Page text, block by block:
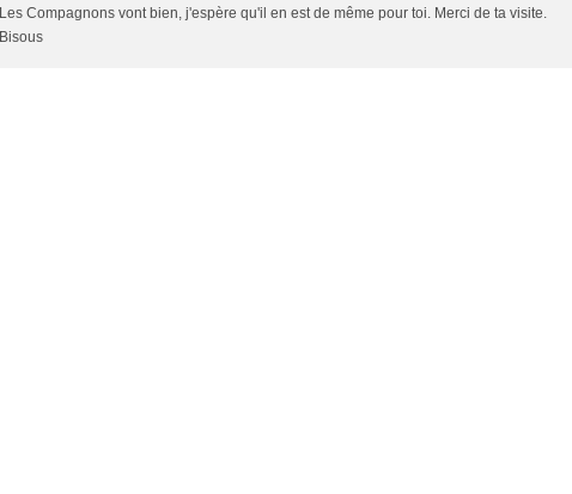
Les Compagnons vont bien, j'espère qu'il en est de même pour toi. Merci de ta visite.
Bisous